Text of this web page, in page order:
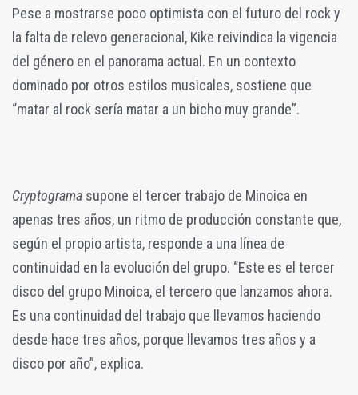
Pese a mostrarse poco optimista con el futuro del rock y
la falta de relevo generacional, Kike reivindica la vigencia
del género en el panorama actual. En un contexto
dominado por otros estilos musicales, sostiene que
“matar al rock sería matar a un bicho muy grande”.
Cryptograma supone el tercer trabajo de Minoica en
apenas tres años, un ritmo de producción constante que,
según el propio artista, responde a una línea de
continuidad en la evolución del grupo. “Este es el tercer
disco del grupo Minoica, el tercero que lanzamos ahora.
Es una continuidad del trabajo que llevamos haciendo
desde hace tres años, porque llevamos tres años y a
disco por año”, explica.